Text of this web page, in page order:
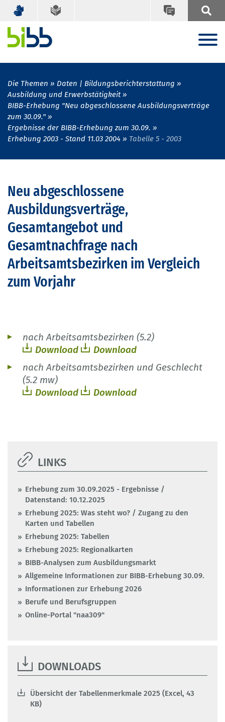
Die Themen
Daten | Bildungsberichterstattung
Ausbildung und Erwerbstätigkeit
BIBB-Erhebung "Neu abgeschlossene Ausbildungsverträge
zum 30.09."
Ergebnisse der BIBB-Erhebung zum 30.09.
Erhebung 2003 - Stand 11.03 2004
Tabelle 5 - 2003
Neu abgeschlossene
Ausbildungsverträge,
Gesamtangebot und
Gesamtnachfrage nach
Arbeitsamtsbezirken im Vergleich
zum Vorjahr
nach Arbeitsamtsbezirken (5.2)
Download
Download
nach Arbeitsamtsbezirken und Geschlecht
(5.2 mw)
Download
Download
LINKS
Erhebung zum 30.09.2025 - Ergebnisse /
Datenstand: 10.12.2025
Erhebung 2025: Was steht wo? / Zugang zu den
Karten und Tabellen
Erhebung 2025: Tabellen
Erhebung 2025: Regionalkarten
BIBB-Analysen zum Ausbildungsmarkt
Allgemeine Informationen zur BIBB-Erhebung 30.09.
Informationen zur Erhebung 2026
Berufe und Berufsgruppen
Online-Portal "naa309"
DOWNLOADS
Übersicht der Tabellenmerkmale 2025 (Excel, 43
KB)